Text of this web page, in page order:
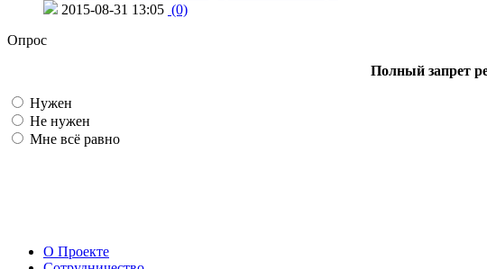
2015-08-31 13:05 (0)
Опрос
Полный запрет
Нужен
Не нужен
Мне всё равно
О Проекте